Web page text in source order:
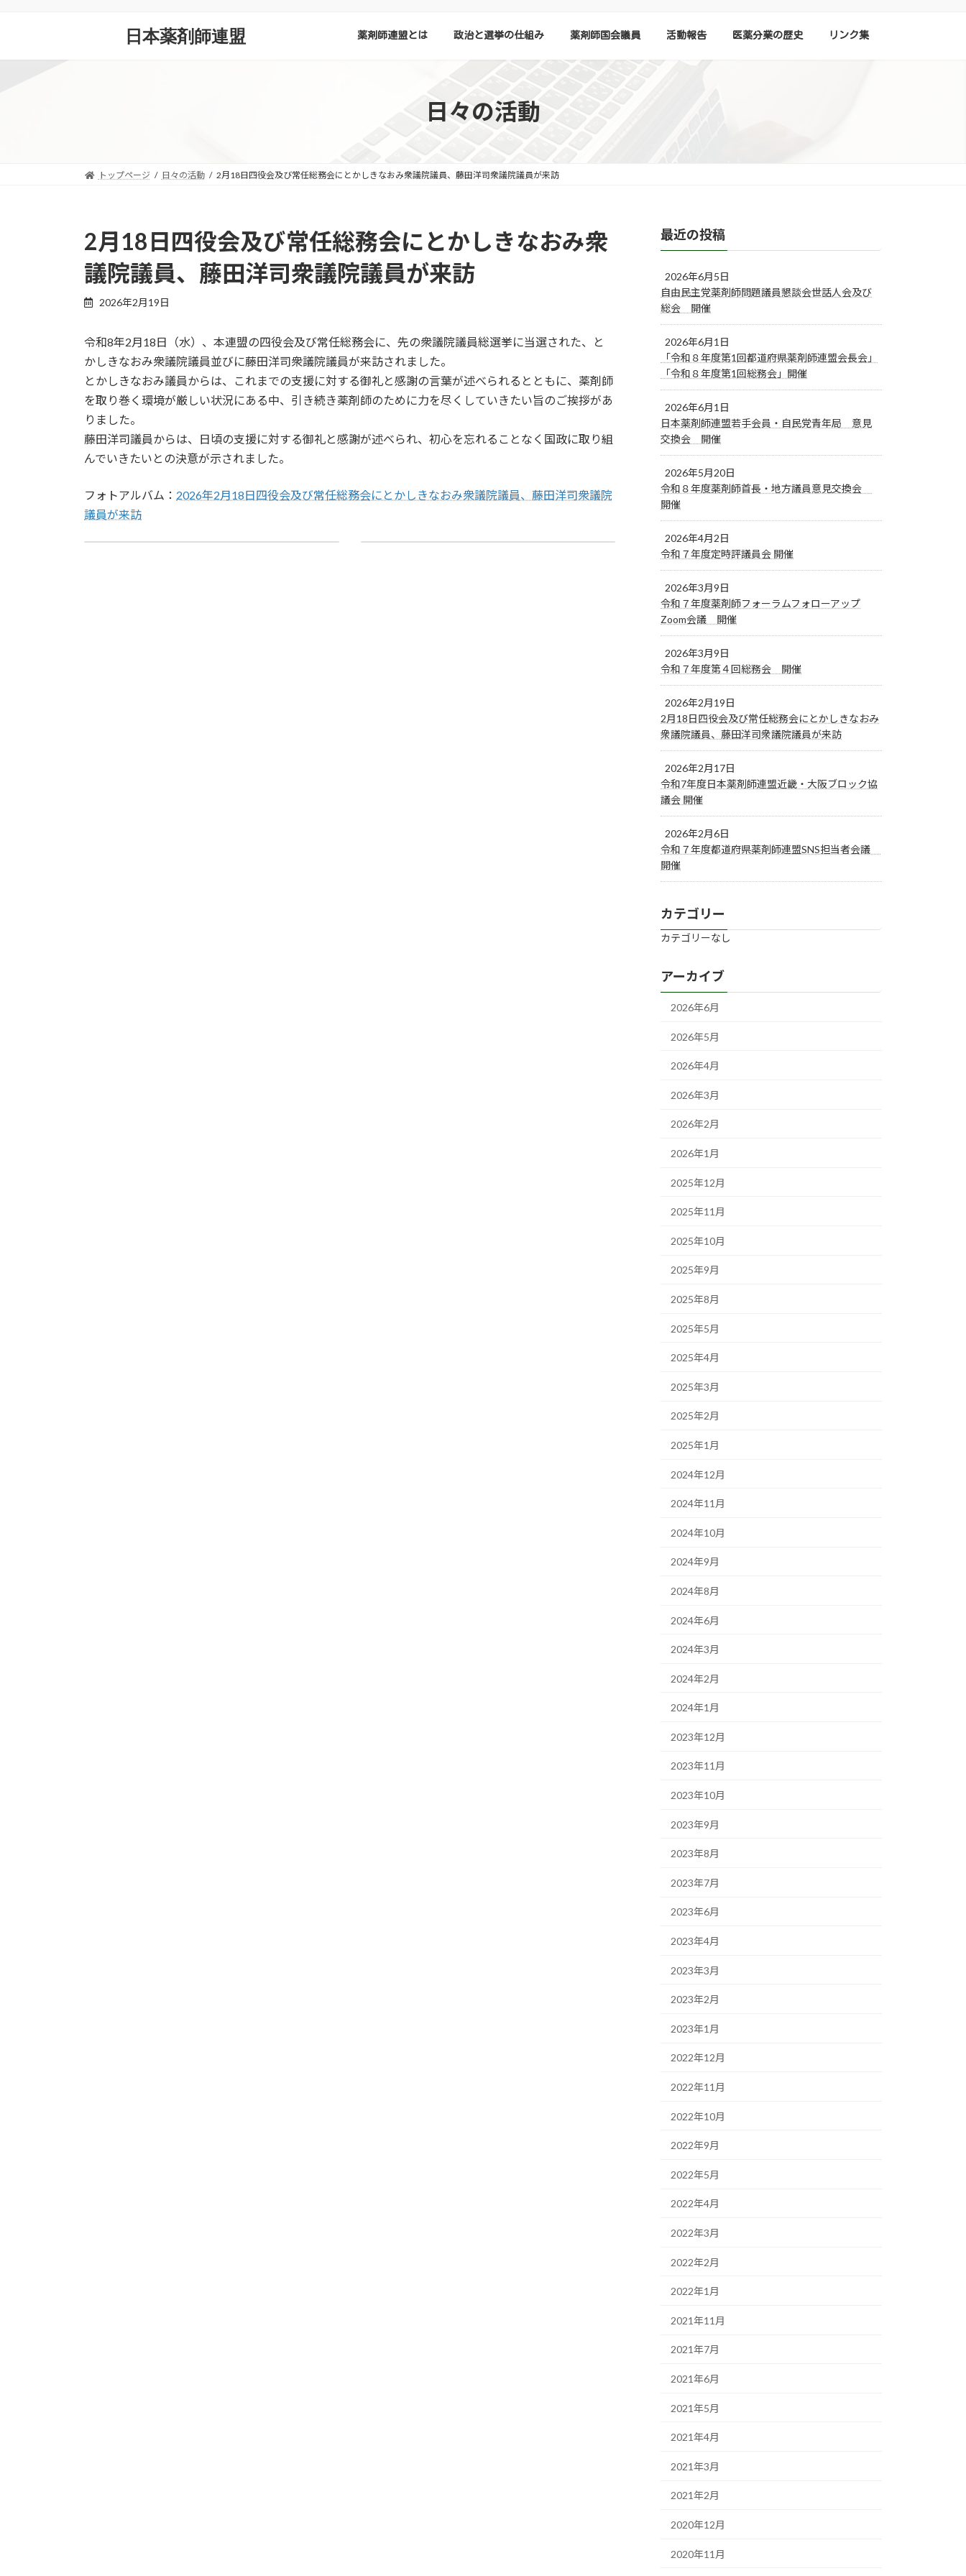
ン
ー
日本薬剤師連盟 薬剤師連盟とは 政治と選挙の仕組み 薬剤師国会議員 活動報告 医薬分業の歴史 リンク集
日々の活動
トップページ 日々の活動 2月18日四役会及び常任総務会にとかしきなおみ衆議院議員、藤田洋司衆議院議員が来訪
2月18日四役会及び常任総務会にとかしきなおみ衆
議院議員、藤田洋司衆議院議員が来訪
2026年2月19日
令和8年2月18日（水）、本連盟の四役会及び常任総務会に、先の衆議院議員総選挙に当選された、と
かしきなおみ衆議院議員並びに藤田洋司衆議院議員が来訪されました。
とかしきなおみ議員からは、これまでの支援に対する御礼と感謝の言葉が述べられるとともに、薬剤師
を取り巻く環境が厳しい状況にある中、引き続き薬剤師のために力を尽くしていきたい旨のご挨拶があ
りました。
藤田洋司議員からは、日頃の支援に対する御礼と感謝が述べられ、初心を忘れることなく国政に取り組
んでいきたいとの決意が示されました。
フォトアルバム： 2026年2月18日四役会及び常任総務会にとかしきなおみ衆議院議員、藤田洋司衆議院
議員が来訪
最近の投稿
2026年6月5日
自由民主党薬剤師問題議員懇談会世話人会及び
総会 開催
2026年6月1日
「令和８年度第1回都道府県薬剤師連盟会長会」
「令和８年度第1回総務会」開催
2026年6月1日
日本薬剤師連盟若手会員・自民党青年局 意見
交換会 開催
2026年5月20日
令和８年度薬剤師首長・地方議員意見交換会
開催
2026年4月2日
令和７年度定時評議員会 開催
2026年3月9日
令和７年度薬剤師フォーラムフォローアップ
Zoom会議 開催
2026年3月9日
令和７年度第４回総務会 開催
2026年2月19日
2月18日四役会及び常任総務会にとかしきなおみ
衆議院議員、藤田洋司衆議院議員が来訪
2026年2月17日
令和7年度日本薬剤師連盟近畿・大阪ブロック協
議会 開催
2026年2月6日
令和７年度都道府県薬剤師連盟SNS担当者会議
開催
カテゴリー
カテゴリーなし
アーカイブ
2026年6月
2026年5月
2026年4月
2026年3月
2026年2月
2026年1月
2025年12月
2025年11月
2025年10月
2025年9月
2025年8月
2025年5月
2025年4月
2025年3月
2025年2月
2025年1月
2024年12月
2024年11月
2024年10月
2024年9月
2024年8月
2024年6月
2024年3月
2024年2月
2024年1月
2023年12月
2023年11月
2023年10月
2023年9月
2023年8月
2023年7月
2023年6月
2023年4月
2023年3月
2023年2月
2023年1月
2022年12月
2022年11月
2022年10月
2022年9月
2022年5月
2022年4月
2022年3月
2022年2月
2022年1月
2021年11月
2021年7月
2021年6月
2021年5月
2021年4月
2021年3月
2021年2月
2020年12月
2020年11月